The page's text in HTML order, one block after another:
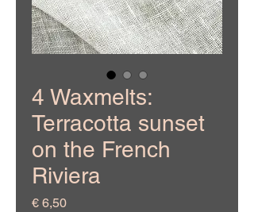
4 Waxmelts:
Terracotta sunset
on the French
Riviera
€ 6,50Prijs